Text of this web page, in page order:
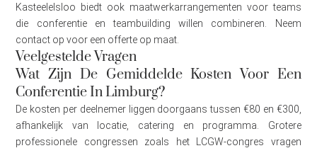
Kasteelelsloo biedt ook maatwerkarrangementen voor teams
die conferentie en teambuilding willen combineren. Neem
contact op voor een offerte op maat.
Veelgestelde Vragen
Wat Zijn De Gemiddelde Kosten Voor Een
Conferentie In Limburg?
De kosten per deelnemer liggen doorgaans tussen €80 en €300,
afhankelijk van locatie, catering en programma. Grotere
professionele congressen zoals het LCGW-congres vragen